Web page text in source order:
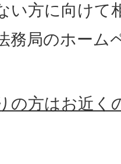
い方に向けて
務局のホーム
の方はお近く